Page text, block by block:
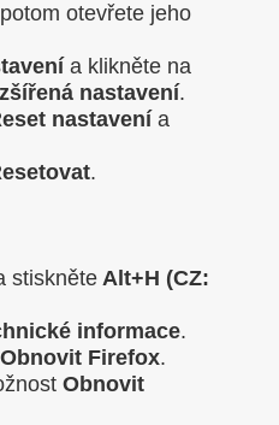
otevřete jeho
a klikněte na
nastavení.
nastavení a
.
stiskněte Alt+H (CZ:
informace.
Obnovit Firefox.
Obnovit